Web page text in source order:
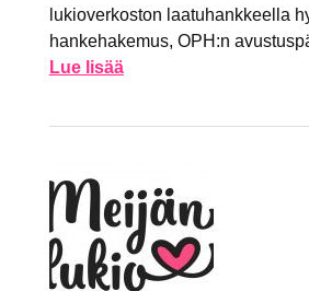
lukioverkoston laatuhankkeella
hankehakemus, OPH:n
Lue lisää